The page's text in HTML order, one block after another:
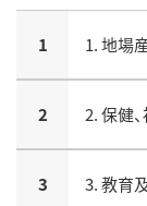
1 1. 地場
2 2. 保健
3 3. 教育